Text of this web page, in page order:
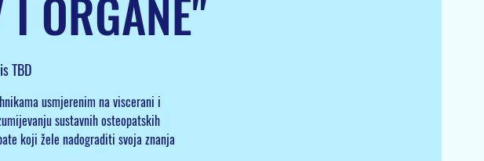
TBD
usmjerenim na viscerani i
sustavnih osteopatskih
koji žele nadograditi svoja znanja